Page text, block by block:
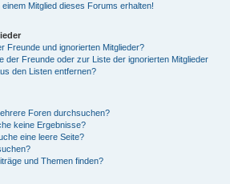
Mitglied dieses Forums erhalten!
Freunde und ignorierten Mitglieder?
der Freunde oder zur Liste der ignorierten Mitglieder
den Listen entfernen?
Foren durchsuchen?
keine Ergebnisse?
eine leere Seite?
und Themen finden?